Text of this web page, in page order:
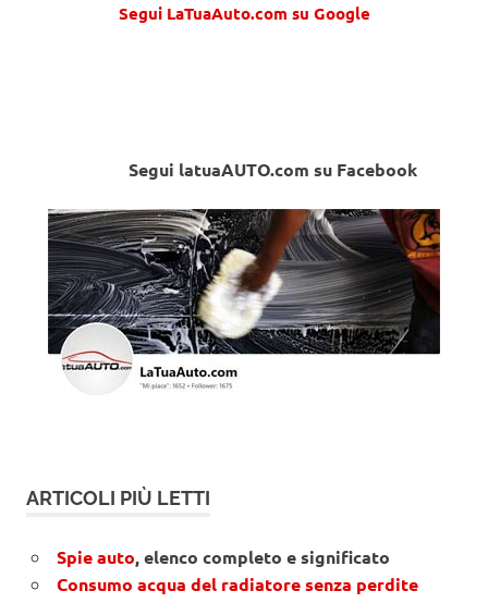
Segui LaTuaAuto.com su Google
Segui latuaAUTO.com su Facebook
ARTICOLI PIÙ LETTI
Spie auto, elenco completo e significato
Consumo acqua del radiatore senza perdite